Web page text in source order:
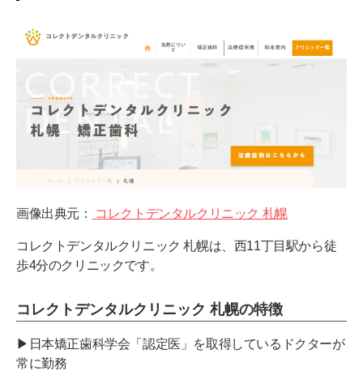
画像出典元： コレクトデンタルクリニック 札幌
コレクトデンタルクリニック 札幌は、西11丁目駅から徒
歩4分のクリニックです。
コレクトデンタルクリニック 札幌の特徴
▶日本矯正歯科学会「認定医」を取得しているドクターが
常に勤務